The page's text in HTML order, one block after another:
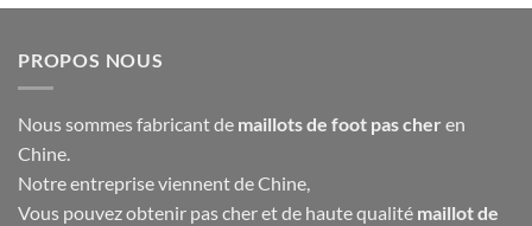
PROPOS NOUS
Nous sommes fabricant de maillots de foot pas cher en
Chine.
Notre entreprise viennent de Chine,
Vous pouvez obtenir pas cher et de haute qualité maillot de